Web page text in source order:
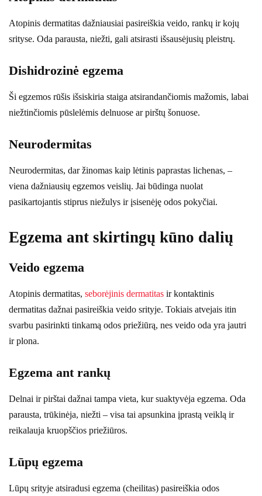
Atopinis dermatitas dažniausiai pasireiškia veido, rankų ir kojų
srityse. Oda parausta, niežti, gali atsirasti išsausėjusių pleistrų.
Dishidrozinė egzema
Ši egzemos rūšis išsiskiria staiga atsirandančiomis mažomis, labai
niežtinčiomis pūslelėmis delnuose ar pirštų šonuose.
Neurodermitas
Neurodermitas, dar žinomas kaip lėtinis paprastas lichenas, –
viena dažniausių egzemos veislių. Jai būdinga nuolat
pasikartojantis stiprus niežulys ir įsisenėję odos pokyčiai.
Egzema ant skirtingų kūno dalių
Veido egzema
Atopinis dermatitas, seborėjinis dermatitas ir kontaktinis
dermatitas dažnai pasireiškia veido srityje. Tokiais atvejais itin
svarbu pasirinkti tinkamą odos priežiūrą, nes veido oda yra jautri
ir plona.
Egzema ant rankų
Delnai ir pirštai dažnai tampa vieta, kur suaktyvėja egzema. Oda
parausta, trūkinėja, niežti – visa tai apsunkina įprastą veiklą ir
reikalauja kruopščios priežiūros.
Lūpų egzema
Lūpų srityje atsiradusi egzema (cheilitas) pasireiškia odos